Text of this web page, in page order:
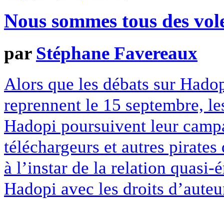
Nous sommes tous des
par Stéphane Favereaux
Alors que les débats sur
reprennent le 15 septembre,
Hadopi poursuivent leur
téléchargeurs et autres
à l’instar de la relation quasi-
Hadopi avec les droits